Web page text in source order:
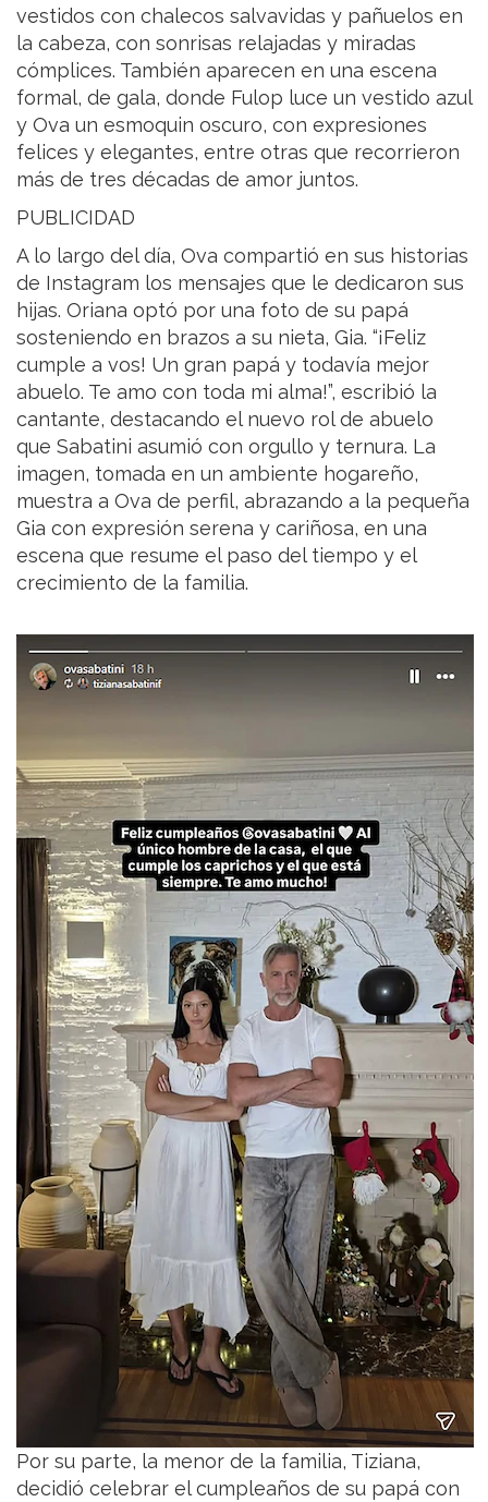
vestidos con chalecos salvavidas y pañuelos en
la cabeza, con sonrisas relajadas y miradas
cómplices. También aparecen en una escena
formal, de gala, donde Fulop luce un vestido azul
y Ova un esmoquin oscuro, con expresiones
felices y elegantes, entre otras que recorrieron
más de tres décadas de amor juntos.
PUBLICIDAD
A lo largo del día, Ova compartió en sus historias
de Instagram los mensajes que le dedicaron sus
hijas. Oriana optó por una foto de su papá
sosteniendo en brazos a su nieta, Gia. “¡Feliz
cumple a vos! Un gran papá y todavía mejor
abuelo. Te amo con toda mi alma!”, escribió la
cantante, destacando el nuevo rol de abuelo
que Sabatini asumió con orgullo y ternura. La
imagen, tomada en un ambiente hogareño,
muestra a Ova de perfil, abrazando a la pequeña
Gia con expresión serena y cariñosa, en una
escena que resume el paso del tiempo y el
crecimiento de la familia.
Por su parte, la menor de la familia, Tiziana,
decidió celebrar el cumpleaños de su papá con